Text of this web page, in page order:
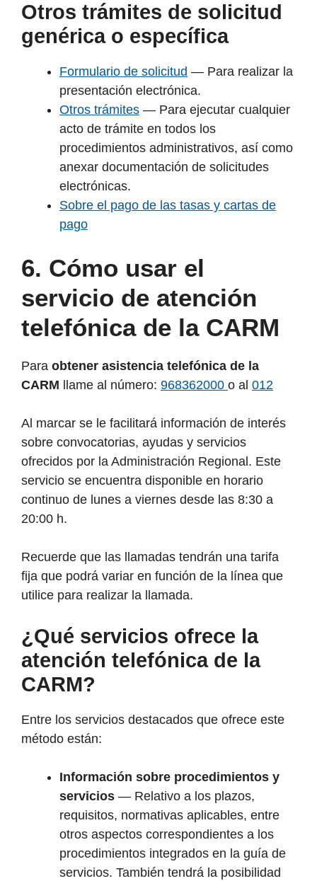
Otros trámites de solicitud
genérica o específica
Formulario de solicitud — Para realizar la
presentación electrónica.
Otros trámites — Para ejecutar cualquier
acto de trámite en todos los
procedimientos administrativos, así como
anexar documentación de solicitudes
electrónicas.
Sobre el pago de las tasas y cartas de
pago
6. Cómo usar el
servicio de atención
telefónica de la CARM
Para obtener asistencia telefónica de la
CARM llame al número: 968362000 o al 012
Al marcar se le facilitará información de interés
sobre convocatorias, ayudas y servicios
ofrecidos por la Administración Regional. Este
servicio se encuentra disponible en horario
continuo de lunes a viernes desde las 8:30 a
20:00 h.
Recuerde que las llamadas tendrán una tarifa
fija que podrá variar en función de la línea que
utilice para realizar la llamada.
¿Qué servicios ofrece la
atención telefónica de la
CARM?
Entre los servicios destacados que ofrece este
método están:
Información sobre procedimientos y
servicios — Relativo a los plazos,
requisitos, normativas aplicables, entre
otros aspectos correspondientes a los
procedimientos integrados en la guía de
servicios. También tendrá la posibilidad